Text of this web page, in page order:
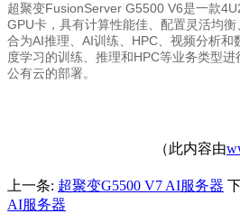
超聚变FusionServer G5500 V6是一款
GPU卡，具有计算性能佳、配置灵活均
合为AI推理、AI训练、HPC、视频分析和
度学习的训练、推理和HPC等业务类型
公有云的部署。
（此内容由
上一条: 超聚变G5500 V7 AI服务器
AI服务器